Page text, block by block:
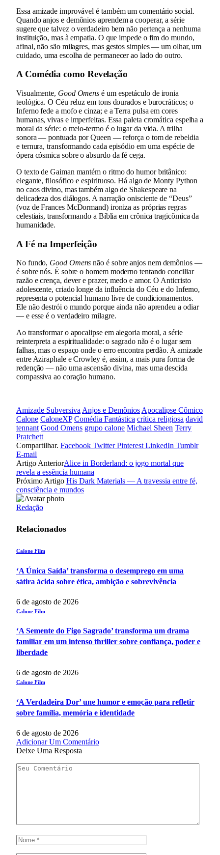
Essa amizade improvável é também um comentário social.
Quando anjos e demônios aprendem a cooperar, a série
sugere que talvez o verdadeiro bem não pertença a nenhuma
instituição, mas à empatia. O que impede o fim do mundo,
afinal, não são milagres, mas gestos simples — um olhar, um
cuidado, uma escolha de permanecer ao lado do outro.
A Comédia como Revelação
Visualmente, Good Omens é um espetáculo de ironia
teológica. O Céu reluz em tons dourados e burocráticos; o
Inferno fede a mofo e cinza; e a Terra pulsa em cores
humanas, vivas e imperfeitas. Essa paleta cromática espelha a
moral da série: o meio-termo é o lugar da vida. A trilha
sonora — pontuada por Queen — reforça o tom de rebeldia
e ternura, transformando cada episódio em uma espécie de
ópera cósmica sobre o absurdo da fé cega.
O texto de Gaiman mantém o ritmo do humor britânico:
elegante, filosófico e espirituoso. Há algo de Monty Python
no caos divino, mas também algo de Shakespeare na
delicadeza dos diálogos. A narração onisciente de “Deus”
(voz de Frances McDormand) ironiza as próprias regras
celestiais, transformando a Bíblia em crônica tragicômica da
humanidade.
A Fé na Imperfeição
No fundo, Good Omens não é sobre anjos nem demônios —
é sobre nós. É sobre o homem moderno tentando conciliar
razão e crença, dever e prazer, medo e amor. O Anticristo
adolescente, criado longe da influência do Céu e do Inferno,
representa o potencial humano livre de condicionamentos.
Ele não destrói o mundo porque ainda não aprendeu a odiar
— e esse é o verdadeiro milagre.
Ao transformar o apocalipse em alegoria moral, a série
reinterpreta a espiritualidade: o sagrado não é o lugar sem
falhas, mas o espaço onde o erro encontra perdão. A amizade
entre Aziraphale e Crowley é, assim, a mais pura forma de
redenção — não uma ascensão divina, mas uma descida
compassiva ao coração humano.
Amizade Subversiva Anjos e Demônios Apocalipse Cômico
Calone CaloneXP Comédia Fantástica crítica religiosa david
tennant Good Omens grupo calone Michael Sheen Terry
Pratchett
Compartilhar. Facebook Twitter Pinterest LinkedIn Tumblr
E-mail
Artigo AnteriorAlice in Borderland: o jogo mortal que
revela a essência humana
Próximo Artigo His Dark Materials — A travessia entre fé,
consciência e mundos
Redação
Relacionados
Calone Film
‘A Única Saída’ transforma o desemprego em uma
sátira ácida sobre ética, ambição e sobrevivência
6 de agosto de 2026
Calone Film
‘A Semente do Figo Sagrado’ transforma um drama
familiar em um intenso thriller sobre confiança, poder e
liberdade
6 de agosto de 2026
Calone Film
‘A Verdadeira Dor’ une humor e emoção para refletir
sobre família, memória e identidade
6 de agosto de 2026
Adicionar Um Comentário
Deixe Uma Resposta